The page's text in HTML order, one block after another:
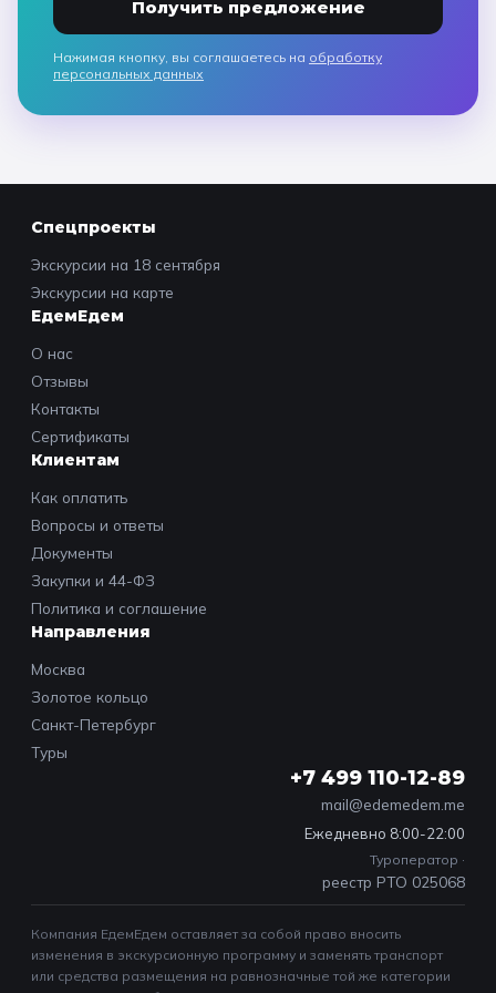
Получить предложение
Нажимая кнопку, вы соглашаетесь на обработку
персональных данных
Спецпроекты
Экскурсии на 18 сентября
Экскурсии на карте
ЕдемЕдем
О нас
Отзывы
Контакты
Сертификаты
Клиентам
Как оплатить
Вопросы и ответы
Документы
Закупки и 44-ФЗ
Политика и соглашение
Направления
Москва
Золотое кольцо
Санкт-Петербург
Туры
+7 499 110-12-89
mail@edemedem.me
Ежедневно 8:00-22:00
Туроператор ·
реестр РТО 025068
Компания ЕдемЕдем оставляет за собой право вносить
изменения в экскурсионную программу и заменять транспорт
или средства размещения на равнозначные той же категории